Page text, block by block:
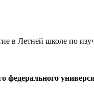
в Летней школе по